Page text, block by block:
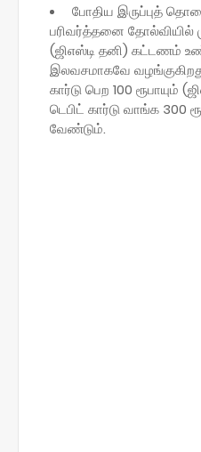
போதிய இருப்புத்
பரிவர்த்தனை தோல்வியில்
(ஜிஎஸ்டி தனி) கட்டணம்
இலவசமாகவே
கார்டு பெற 100 ரூபாயும்
டெபிட் கார்டு வாங்க 300
வேண்டும்.